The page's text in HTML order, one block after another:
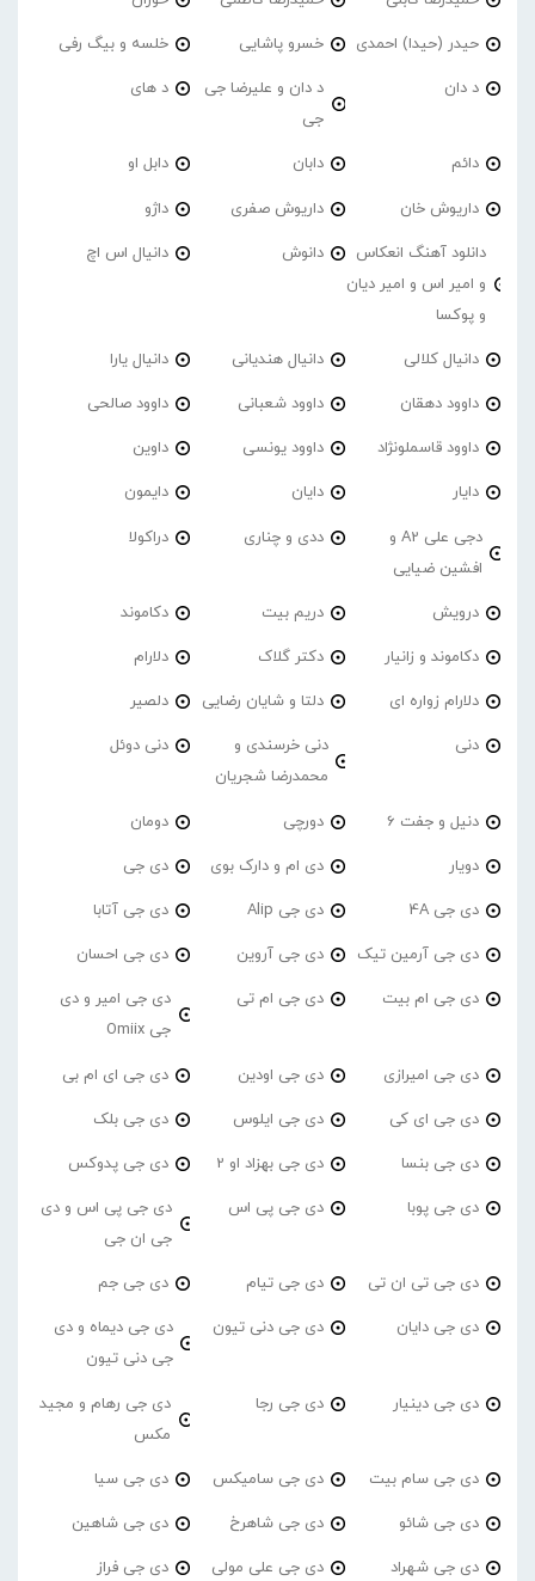
حیدر (حیدا) احمدی خسرو پاشایی خلسه و بیگ رفی
د دان
د دان و علیرضا جی
جی
د های
دائم دابان دابل او
داریوش خان داریوش صفری داژو
دانلود آهنگ انعکاس
و امیر اس و امیر دیان
و پوکسا
دانوش دانیال اس اچ
دانیال کلالی دانیال هندیانی دانیال یارا
داوود دهقان داوود شعبانی داوود صالحی
داوود قاسملونژاد داوود یونسی داوین
دایار دایان دایمون
دجی علی A2 و
افشین ضیایی
ددی و چناری دراکولا
درویش دریم بیت دکاموند
دکاموند و زانیار دکتر گلاک دلارام
دلارام زواره ای دلتا و شایان رضایی دلصیر
دنی
دنی خرسندی و
محمدرضا شجریان
دنی دوئل
دنیل و جفت 6 دورچی دومان
دویار دی ام و دارک بوی دی جی
دی جی 4A دی جی Alip دی جی آتابا
دی جی آرمین تیک دی جی آروین دی جی احسان
دی جی ام بیت دی جی ام تی
دی جی امیر و دی
جی Omiix
دی جی امیرازی دی جی اودین دی جی ای ام بی
دی جی ای کی دی جی ایلوس دی جی بلک
دی جی بنسا دی جی بهزاد او 2 دی جی پدوکس
دی جی پوبا دی جی پی اس
دی جی پی اس و دی
جی ان جی
دی جی تی ان تی دی جی تیام دی جی جم
دی جی دایان دی جی دنی تیون
دی جی دیماه و دی
جی دنی تیون
دی جی دینیار دی جی رجا
دی جی رهام و مجید
مکس
دی جی سام بیت دی جی سامیکس دی جی سیا
دی جی شائو دی جی شاهرخ دی جی شاهین
دی جی شهراد دی جی علی مولی دی جی فراز